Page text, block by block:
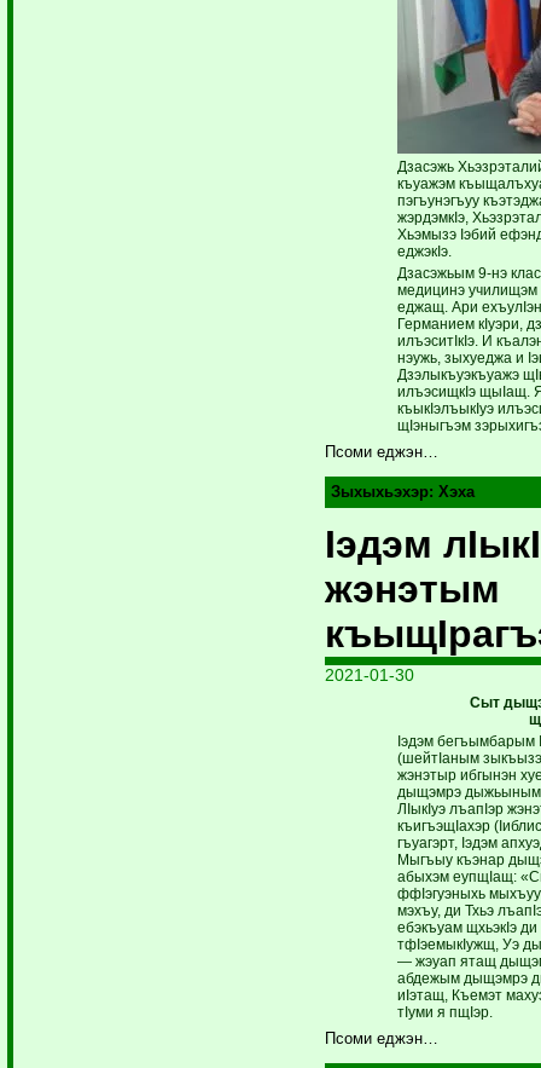
Дзасэжь
къуажэм
пэгъунэгъуу
жэрдэмкIэ,
Хьэмызэ Iэбий
еджэкIэ.
Дзасэжьым 9-нэ
медицинэ
еджащ. Ари
Германием кIуэри,
илъэситI­кIэ. И
нэужь, зыхуеджа и
Дзэлыкъуэкъуажэ
илъэсищкIэ щыIащ.
къыкIэлъыкIуэ
щIэныгъэм
Псоми еджэн…
Зыхыхьэхэр: Хэха
Iэдэм
жэнэтым
2021-01-30
Сыт
Iэдэм
(шейтIаным
жэнэтыр ибгынэн
дыщэмрэ
ЛIыкIуэ лъапIэр
къигъэщIахэр
гъуагэрт, Iэдэм
Мыгъыу къэнар
абыхэм еупщIащ:
ффIэгуэныхь
мэхъу, ди Тхьэ
ебэкъуам щхьэкIэ
тфIэемыкIужщ, Уэ
— жэуап ятащ
абдежым дыщэмрэ
иIэтащ, Къемэт
тIуми я пщIэр.
Псоми еджэн…